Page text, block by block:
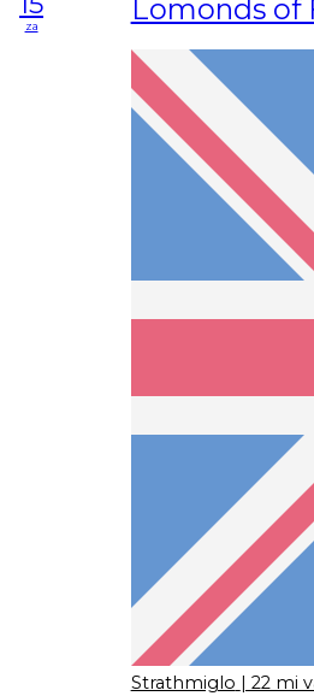
za Lomonds of
Strathmiglo | 22 mi